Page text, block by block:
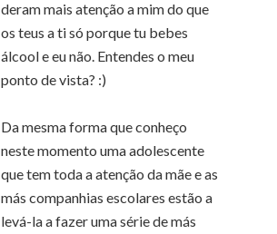
deram mais atenção a mim do que
os teus a ti só porque tu bebes
álcool e eu não. Entendes o meu
ponto de vista? :)
Da mesma forma que conheço
neste momento uma adolescente
que tem toda a atenção da mãe e as
más companhias escolares estão a
levá-la a fazer uma série de más